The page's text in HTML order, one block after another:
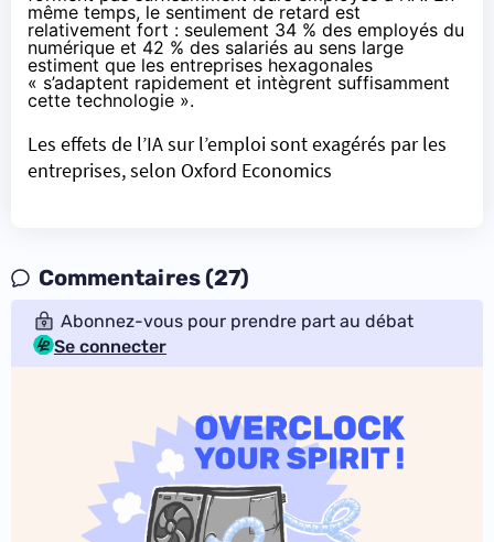
même temps, le sentiment de retard est
relativement fort : seulement 34 % des employés du
numérique et 42 % des salariés au sens large
estiment que les entreprises hexagonales
« s’adaptent rapidement et intègrent suffisamment
cette technologie ».
Les effets de l’IA sur l’emploi sont exagérés par les
entreprises, selon Oxford Economics
Commentaires (27)
Abonnez-vous pour prendre part au débat
Se connecter